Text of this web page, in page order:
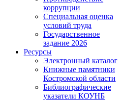
коррупции
Специальная оценка
условий труда
Государственное
задание 2026
Ресурсы
Электронный каталог
Книжные памятники
Костромской области
Библиографические
указатели КОУНБ